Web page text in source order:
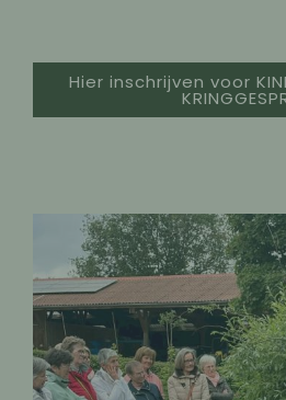
Hier inschrijven voor